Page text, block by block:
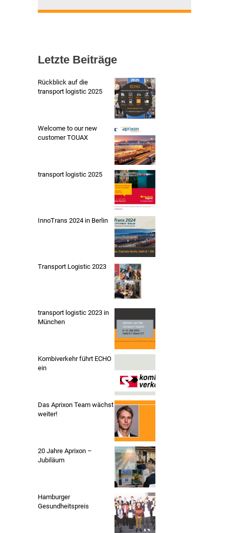
Letzte Beiträge
Rückblick auf die
transport logistic 2025
Welcome to our new
customer TOUAX
transport logistic 2025
InnoTrans 2024 in Berlin
Transport Logistic 2023
transport logistic 2023 in
München
Kombiverkehr führt ECHO
ein
Das Aprixon Team wächst
weiter!
20 Jahre Aprixon –
Jubiläum
Hamburger
Gesundheitspreis